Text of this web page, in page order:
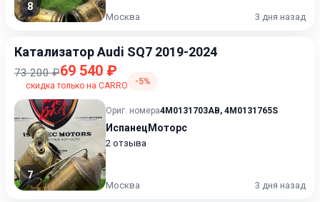
8
Москва 3 дня назад
Катализатор Audi SQ7 2019-2024
73 200 ₽69 540 ₽
скидка только на CARRO -5%
7
Ориг. номера4M0131703AB, 4M0131765S
ИспанецМоторс
2 отзыва
Москва 3 дня назад